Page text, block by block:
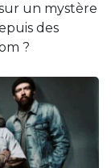
un mystère
des
?